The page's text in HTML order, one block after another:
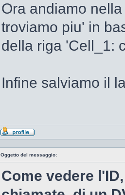
Ora andiamo
troviamo piu' in
della riga 'Cell_1:
Infine salviamo il
Profilo
Oggetto del messaggio:
Come vedere